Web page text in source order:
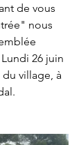
de vous
nous
26 juin
village, à